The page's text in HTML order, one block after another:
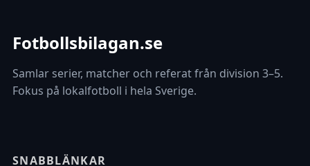
Fotbollsbilagan.se
Samlar serier, matcher och referat från division 3–5.
Fokus på lokalfotboll i hela Sverige.
SNABBLÄNKAR